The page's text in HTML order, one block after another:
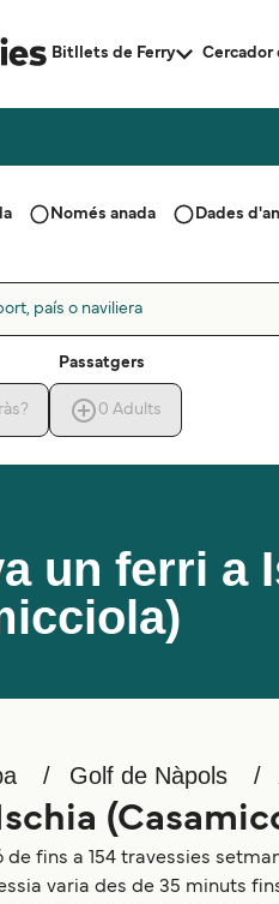
Bitllets de Ferry Cercador
un ferri a
Només anada Dades
país o naviliera
Passatgers
0 Adults
Golf de Nàpols
fins a 154 travessies
varia des de 35 minuts